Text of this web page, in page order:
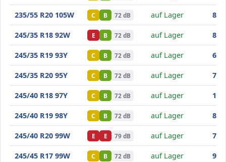
Goodride SA37
235/55 R20 105W C B 72 dB auf Lager 82
Goodride SA37
245/35 R18 92W E B 72 dB auf Lager 87
Goodride SA37
245/35 R19 93Y C B 72 dB auf Lager 67
Goodride SA37
245/35 R20 95Y C B 72 dB auf Lager 71
Goodride SA37
245/40 R18 97Y C B 72 dB auf Lager 169
Goodride SA37
245/40 R19 98Y C B 72 dB auf Lager 83
Goodride SA37
245/40 R20 99W E E 79 dB auf Lager 78
Goodride SA37
245/45 R17 99W C B 72 dB auf Lager 91